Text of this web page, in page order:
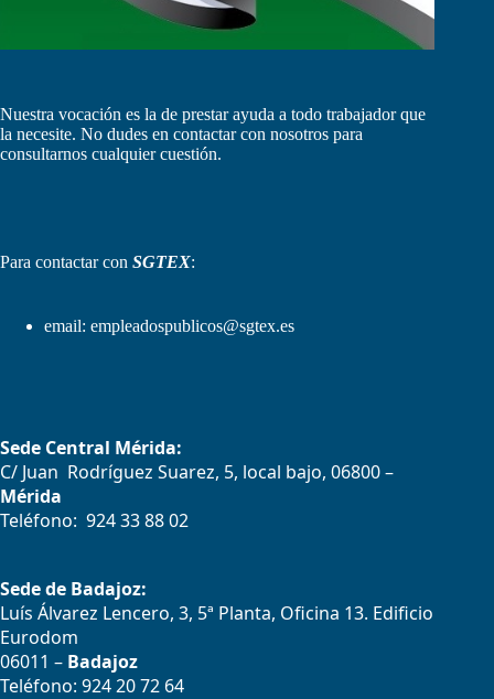
Nuestra vocación es la de prestar ayuda a todo trabajador que
la necesite. No dudes en contactar con nosotros para
consultarnos cualquier cuestión.
Para contactar con SGTEX:
email: empleadospublicos@sgtex.es
Sede Central Mérida:
C/ Juan Rodríguez Suarez, 5, local bajo, 06800 –
Mérida
Teléfono: 924 33 88 02
Sede de Badajoz:
Luís Álvarez Lencero, 3, 5ª Planta, Oficina 13. Edificio
Eurodom
06011 – Badajoz
Teléfono: 924 20 72 64